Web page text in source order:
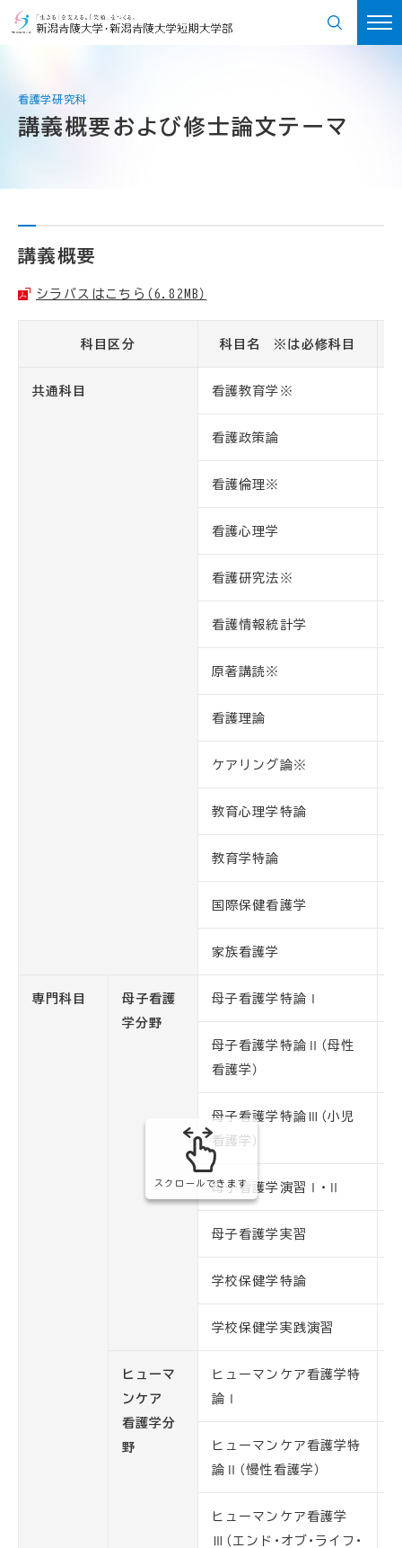
講義概要および修士論文テーマ
講義概要
シラバスはこちら（6.82MB）
科目区分 科目名 ※は必修科目
共通科目 看護教育学※
看護政策論
看護倫理※
看護心理学
看護研究法※
看護情報統計学
原著講読※
看護理論
ケアリング論※
教育心理学特論
教育学特論
国際保健看護学
家族看護学
専門科目
母子看護
学分野
母子看護学特論Ⅰ
母子看護学特論Ⅱ（母性
看護学）
母子看護学特論Ⅲ（小児
看護学）
母子看護学演習Ⅰ・Ⅱ
母子看護学実習
学校保健学特論
学校保健学実践演習
ヒューマ
ンケア
看護学分
野
ヒューマンケア看護学特
論Ⅰ
ヒューマンケア看護学特
論Ⅱ（慢性看護学）
ヒューマンケア看護学
Ⅲ（エンド・オブ・ライフ・
スクロールできます